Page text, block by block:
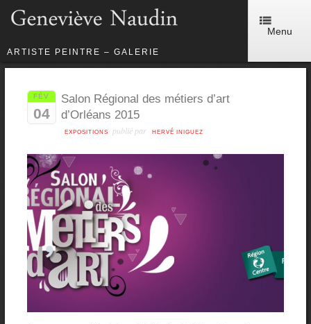
ARTISTE PEINTRE – GALERIE
Menu
FÉV
04
Salon Régional des métiers d’art
d’Orléans 2015
EXPOSITIONS publié par HERVÉ INIGUEZ